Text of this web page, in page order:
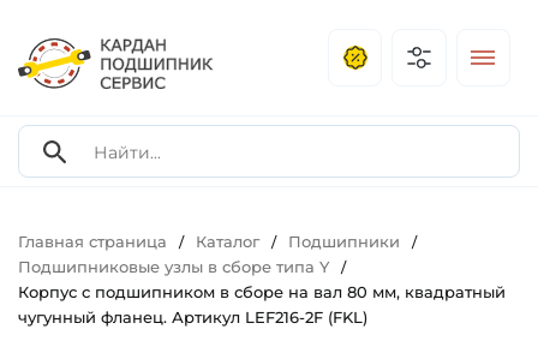
Главная страница / Каталог / Подшипники /
Подшипниковые узлы в сборе типа Y /
Корпус с подшипником в сборе на вал 80 мм, квадратный
чугунный фланец. Артикул LEF216-2F (FKL)